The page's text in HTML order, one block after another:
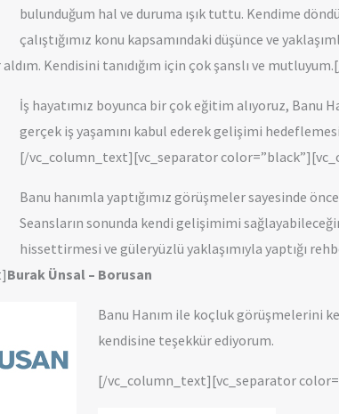
bulunduğum hal ve duruma ışık tuttu. Kendime
çalıştığımız konu kapsamındaki düşünce ve
aldım. Kendisini tanıdığım için çok şanslı ve
İş hayatımız boyunca bir çok eğitim alıyoruz, Banu
gerçek iş yaşamını kabul ederek gelişimi
[/vc_column_text][vc_separator
Banu hanımla yaptığımız görüşmeler sayesinde
Seansların sonunda kendi gelişimimi
hissettirmesi ve güleryüzlü yaklaşımıyla yaptığı
Burak Ünsal – Borusan
Banu Hanım ile koçluk görüşmelerini
kendisine teşekkür ediyorum.
[/vc_column_text][vc_separator